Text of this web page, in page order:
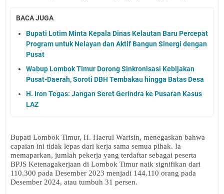
BACA JUGA
Bupati Lotim Minta Kepala Dinas Kelautan Baru Percepat
Program untuk Nelayan dan Aktif Bangun Sinergi dengan
Pusat
Wabup Lombok Timur Dorong Sinkronisasi Kebijakan
Pusat-Daerah, Soroti DBH Tembakau hingga Batas Desa
H. Iron Tegas: Jangan Seret Gerindra ke Pusaran Kasus
LAZ
Bupati Lombok Timur, H. Haerul Warisin, menegaskan bahwa
capaian ini tidak lepas dari kerja sama semua pihak. Ia
memaparkan, jumlah pekerja yang terdaftar sebagai peserta
BPJS Ketenagakerjaan di Lombok Timur naik signifikan dari
110.300 pada Desember 2023 menjadi 144.110 orang pada
Desember 2024, atau tumbuh 31 persen.